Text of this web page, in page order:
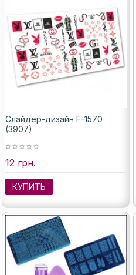
Слайдер-дизайн F-1570
(3907)
12 грн.
КУПИТЬ